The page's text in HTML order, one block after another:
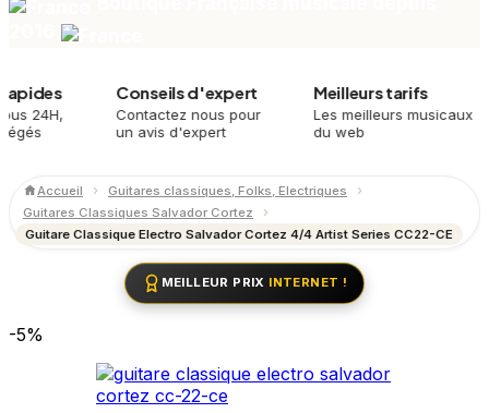
Conseils d'expert
Contactez nous pour
un avis d'expert
Meilleurs tarifs
Les meilleurs musicaux
du web
Accueil
Guitares classiques, Folks, Electriques
Guitares Classiques Salvador Cortez
Guitare Classique Electro Salvador Cortez 4/4 Artist Series CC22-CE
MEILLEUR PRIX INTERNET !
-5%